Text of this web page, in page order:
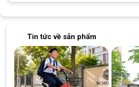
Tin tức về sản phẩm